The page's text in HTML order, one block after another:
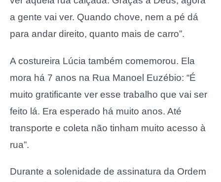
a gente vai ver. Quando chove, nem a pé dá
para andar direito, quanto mais de carro”.
A costureira Lúcia também comemorou. Ela
mora há 7 anos na Rua Manoel Euzébio: “É
muito gratificante ver esse trabalho que vai ser
feito lá. Era esperado há muito anos. Até
transporte e coleta não tinham muito acesso à
rua”.
Durante a solenidade de assinatura da Ordem